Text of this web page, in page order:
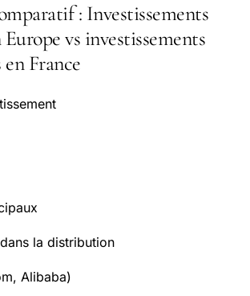
: Investissements
vs investissements
en France
la distribution
Alibaba)